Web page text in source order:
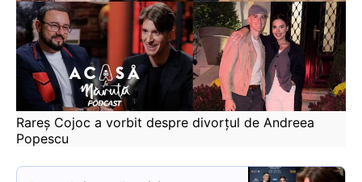
Rareș Cojoc a vorbit despre divorțul de Andreea
Popescu